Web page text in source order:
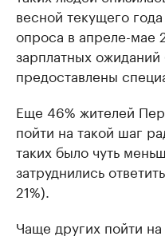
весной текущего
опроса в апреле-мае
зарплатных
предоставлены
Еще 46% жителей
пойти на такой шаг
таких было чуть
затруднились
21%).
Чаще других пойти